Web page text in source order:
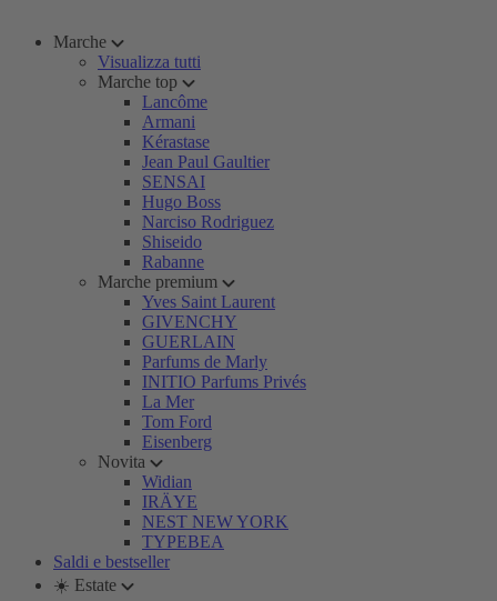
Marche
Visualizza tutti
Marche top
Lancôme
Armani
Kérastase
Jean Paul Gaultier
SENSAI
Hugo Boss
Narciso Rodriguez
Shiseido
Rabanne
Marche premium
Yves Saint Laurent
GIVENCHY
GUERLAIN
Parfums de Marly
INITIO Parfums Privés
La Mer
Tom Ford
Eisenberg
Novita
Widian
IRÄYE
NEST NEW YORK
TYPEBEA
Saldi e bestseller
☀️ Estate